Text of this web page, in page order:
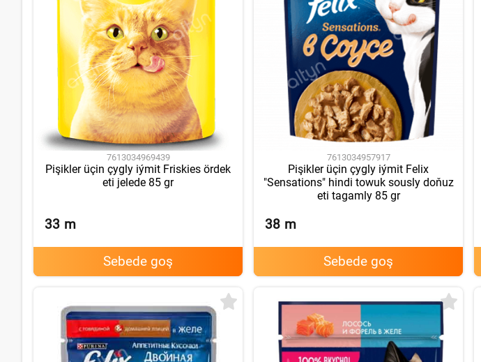
7613034969439
Pişikler üçin çygly iýmit Friskies ördek
eti jelede 85 gr
33 m
Sebede goş
7613034957917
Pişikler üçin çygly iýmit Felix
"Sensations" hindi towuk sously doňuz
eti tagamly 85 gr
38 m
Sebede goş